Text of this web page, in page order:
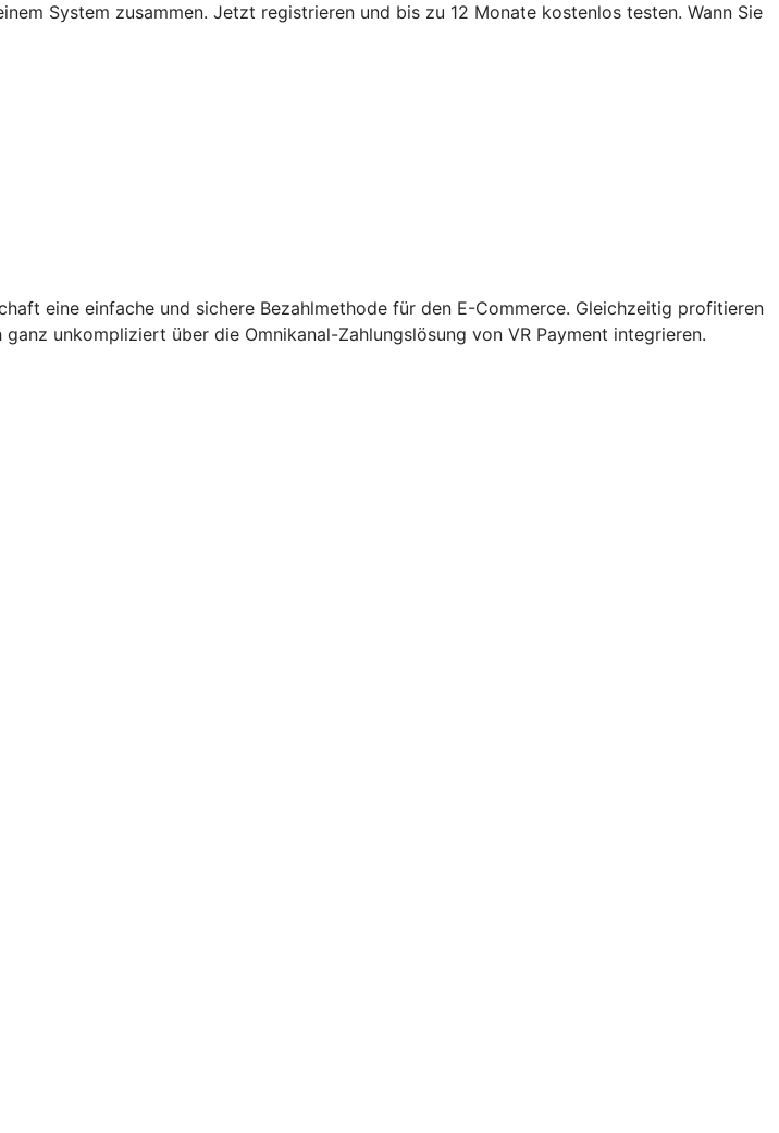
System zusammen. Jetzt registrieren und bis zu 12 Monate kostenlos testen. Wann Sie
eine einfache und sichere Bezahlmethode für den E-Commerce. Gleichzeitig profitieren
unkompliziert über die Omnikanal-Zahlungslösung von VR Payment integrieren.